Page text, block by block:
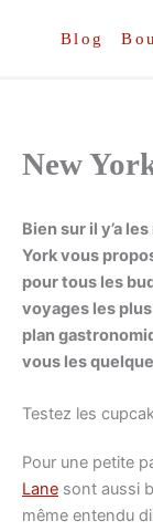
Blog
New
Bien sur il y’a
York vous
pour tous les
voyages les
plan
vous les
Testez les
Pour une petite
Lane sont aussi
même entendu